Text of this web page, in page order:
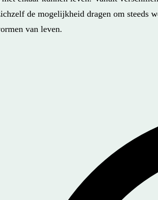
de mogelijkheid dragen om steeds
van leven.